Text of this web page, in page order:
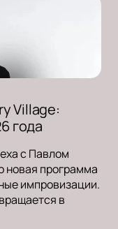
Village:
года
с Павлом
новая программа
импровизации.
в